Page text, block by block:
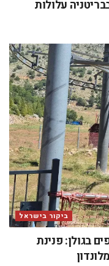
עלולות
ביקור בישראל
בגולן: פנינת